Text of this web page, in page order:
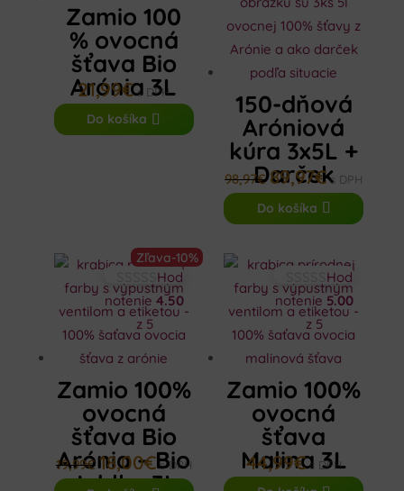
Zamio 100
% ovocná
šťava Bio
Arónia 3L
21,99€s DPH
Do košíka
150-dňová
Aróniová
kúra 3x5L +
Darček
98,97€Pôvodná
cena
bola:
89,97€Aktuálna
cena
je:
s DPH
Do košíka
Zľava-10%
Zamio 100%
ovocná
šťava Bio
Arónia – Bio
Jablko 3L
Hod
notenie4.50
z 5
19,99€Pôvodná
cena
18,00€Aktuálna
cena
s DPH
Zamio 100%
ovocná
šťava
Malina 3L
Hod
notenie 5.00
z 5
44,99€s DPH